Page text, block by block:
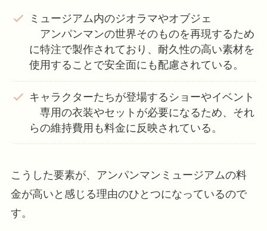
ミュージアム内のジオラマやオブジェ
アンパンマンの世界そのものを再現するため
に特注で製作されており、耐久性の高い素材を
使用することで安全面にも配慮されている。
キャラクターたちが登場するショーやイベント
専用の衣装やセットが必要になるため、それ
らの維持費用も料金に反映されている。
こうした要素が、アンパンマンミュージアムの料
金が高いと感じる理由のひとつになっているので
す。